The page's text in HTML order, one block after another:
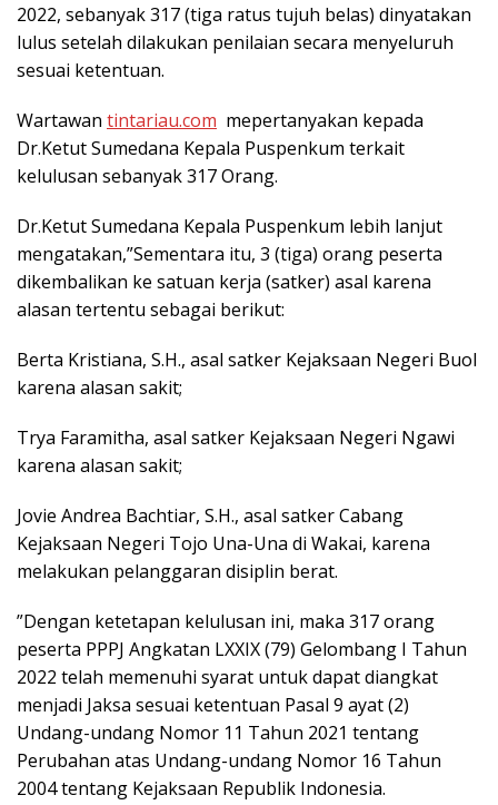
2022, sebanyak 317 (tiga ratus tujuh belas) dinyatakan
lulus setelah dilakukan penilaian secara menyeluruh
sesuai ketentuan.
Wartawan tintariau.com mepertanyakan kepada
Dr.Ketut Sumedana Kepala Puspenkum terkait
kelulusan sebanyak 317 Orang.
Dr.Ketut Sumedana Kepala Puspenkum lebih lanjut
mengatakan,”Sementara itu, 3 (tiga) orang peserta
dikembalikan ke satuan kerja (satker) asal karena
alasan tertentu sebagai berikut:
Berta Kristiana, S.H., asal satker Kejaksaan Negeri Buol
karena alasan sakit;
Trya Faramitha, asal satker Kejaksaan Negeri Ngawi
karena alasan sakit;
Jovie Andrea Bachtiar, S.H., asal satker Cabang
Kejaksaan Negeri Tojo Una-Una di Wakai, karena
melakukan pelanggaran disiplin berat.
”Dengan ketetapan kelulusan ini, maka 317 orang
peserta PPPJ Angkatan LXXIX (79) Gelombang I Tahun
2022 telah memenuhi syarat untuk dapat diangkat
menjadi Jaksa sesuai ketentuan Pasal 9 ayat (2)
Undang-undang Nomor 11 Tahun 2021 tentang
Perubahan atas Undang-undang Nomor 16 Tahun
2004 tentang Kejaksaan Republik Indonesia.